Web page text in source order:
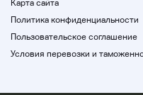
Пожалуйста,
и грязи
стрелковые
Карта сайта
Политика конфиденциальности
Пользовательское соглашение
Условия перевозки и